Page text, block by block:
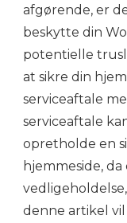
afgørende, er
beskytte din
potentielle
at sikre din
serviceaftale
serviceaftale
opretholde en
hjemmeside,
denne artikel